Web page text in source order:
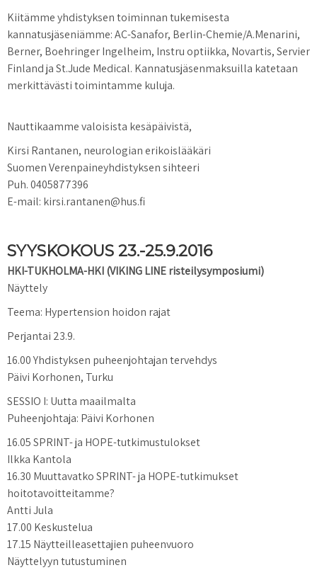
Kiitämme yhdistyksen toiminnan tukemisesta
kannatusjäseniämme: AC-Sanafor, Berlin-Chemie/A.Menarini,
Berner, Boehringer Ingelheim, Instru optiikka, Novartis, Servier
Finland ja St.Jude Medical. Kannatusjäsenmaksuilla katetaan
merkittävästi toimintamme kuluja.
Nauttikaamme valoisista kesäpäivistä,
Kirsi Rantanen, neurologian erikoislääkäri
Suomen Verenpaineyhdistyksen sihteeri
Puh. 0405877396
E-mail: kirsi.rantanen@hus.fi
SYYSKOKOUS 23.-25.9.2016
HKI-TUKHOLMA-HKI (VIKING LINE risteilysymposiumi)
Näyttely
Teema: Hypertension hoidon rajat
Perjantai 23.9.
16.00 Yhdistyksen puheenjohtajan tervehdys
Päivi Korhonen, Turku
SESSIO I: Uutta maailmalta
Puheenjohtaja: Päivi Korhonen
16.05 SPRINT- ja HOPE-tutkimustulokset
Ilkka Kantola
16.30 Muuttavatko SPRINT- ja HOPE-tutkimukset
hoitotavoitteitamme?
Antti Jula
17.00 Keskustelua
17.15 Näytteilleasettajien puheenvuoro
Näyttelyyn tutustuminen